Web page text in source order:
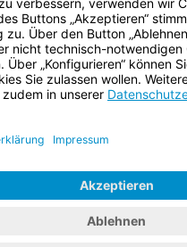
übersendet ihr die Mitteilung nach